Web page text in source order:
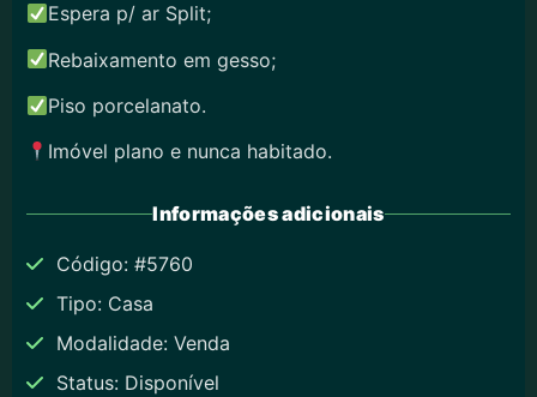
Espera p/ ar Split;
Rebaixamento em gesso;
Piso porcelanato.
Imóvel plano e nunca habitado.
Informações adicionais
Código: #5760
Tipo: Casa
Modalidade: Venda
Status: Disponível